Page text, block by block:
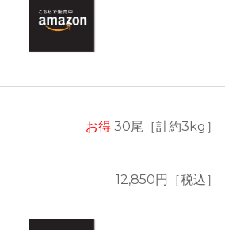
お得 30尾 ［計約3 kg］
12,850円［税込］